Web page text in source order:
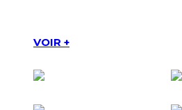
VOIR +